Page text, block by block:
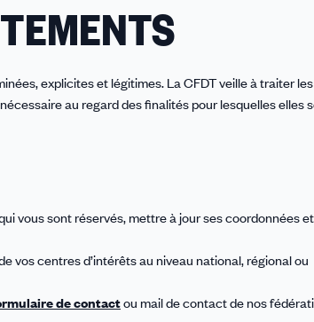
explicites et légitimes. La CFDT veille à traiter
au regard des finalités pour lesquelles elles
vous sont réservés, mettre à jour ses coordonnées
vos centres d’intérêts au niveau national, régional ou
de contactou mail de contact de nos